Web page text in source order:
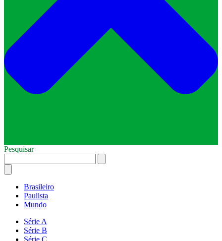
Pesquisar
Brasileiro
Paulista
Mundo
Série A
Série B
Série C